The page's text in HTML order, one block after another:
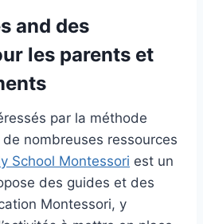
and des
les parents et
par la méthode
nombreuses ressources
School Montessori est un
des guides et des
Montessori, y